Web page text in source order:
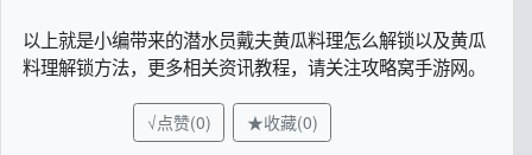
以上就是小编带来的潜水员戴夫黄瓜料理怎么解锁以及黄瓜
料理解锁方法，更多相关资讯教程，请关注攻略窝手游网。
√点赞(0) ★收藏(0)